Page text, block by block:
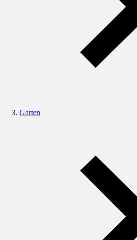
Garten